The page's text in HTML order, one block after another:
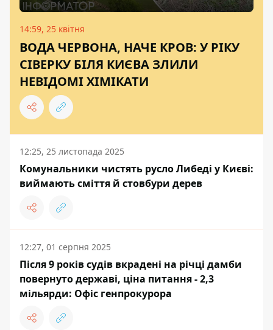
14:59, 25 квітня
ВОДА ЧЕРВОНА, НАЧЕ КРОВ: У РІКУ
СІВЕРКУ БІЛЯ КИЄВА ЗЛИЛИ
НЕВІДОМІ ХІМІКАТИ
12:25, 25 листопада 2025
Комунальники чистять русло Либеді у Києві:
виймають сміття й стовбури дерев
12:27, 01 серпня 2025
Після 9 років судів вкрадені на річці дамби
повернуто державі, ціна питання - 2,3
мільярди: Офіс генпрокурора